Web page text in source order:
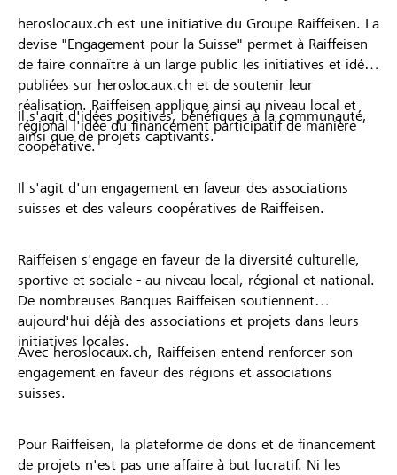
heroslocaux.ch est une initiative du Groupe Raiffeisen. La
devise "Engagement pour la Suisse" permet à Raiffeisen
de faire connaître à un large public les initiatives et idées
publiées sur heroslocaux.ch et de soutenir leur
réalisation. Raiffeisen applique ainsi au niveau local et
régional l'idée du financement participatif de manière
coopérative.
Il s'agit d'idées positives, bénéfiques à la communauté,
ainsi que de projets captivants.
Il s'agit d'un engagement en faveur des associations
suisses et des valeurs coopératives de Raiffeisen.
Raiffeisen s'engage en faveur de la diversité culturelle,
sportive et sociale - au niveau local, régional et national.
De nombreuses Banques Raiffeisen soutiennent
aujourd'hui déjà des associations et projets dans leurs
initiatives locales.
Avec heroslocaux.ch, Raiffeisen entend renforcer son
engagement en faveur des régions et associations
suisses.
Pour Raiffeisen, la plateforme de dons et de financement
de projets n'est pas une affaire à but lucratif. Ni les